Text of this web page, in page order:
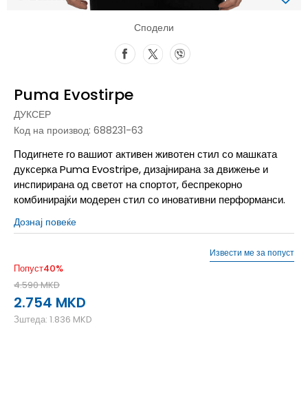
Сподели
Puma Evostirpe
ДУКСЕР
Код на производ: 688231-63
Подигнете го вашиот активен животен стил со машката
дуксерка Puma Evostripe, дизајнирана за движење и
инспирирана од светот на спортот, беспрекорно
комбинирајќи модерен стил со иновативни перформанси.
Дознај повеќе
Попуст40%
4.590MKD
2.754 MKD
Зштеда: 1.836 MKD
Извести ме за попуст